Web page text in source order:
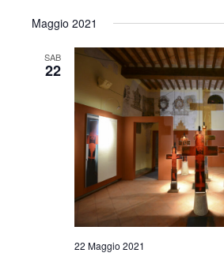
Maggio 2021
SAB
22
22 Maggio 2021